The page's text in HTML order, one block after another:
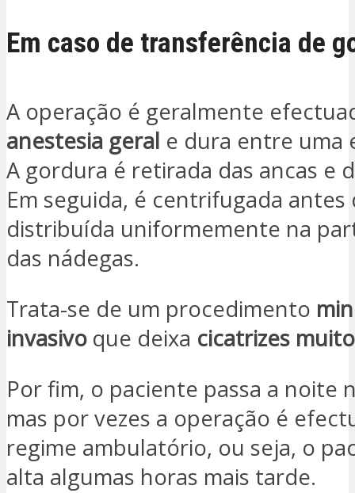
Em caso de transferência de
A operação é geralmente
anestesia geral e dura entre uma
A gordura é retirada das ancas e
Em seguida, é centrifugada antes
distribuída uniformemente na
das nádegas.
Trata-se de um procedimento
invasivo que deixa cicatrizes
Por fim, o paciente passa a noite
mas por vezes a operação é
regime ambulatório, ou seja, o
alta algumas horas mais tarde.